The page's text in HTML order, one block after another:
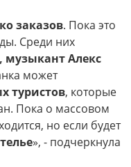
заказов. Пока это
Среди них
музыкант Алекс
может
туристов, которые
Пока о массовом
но если будет
», - подчеркнула